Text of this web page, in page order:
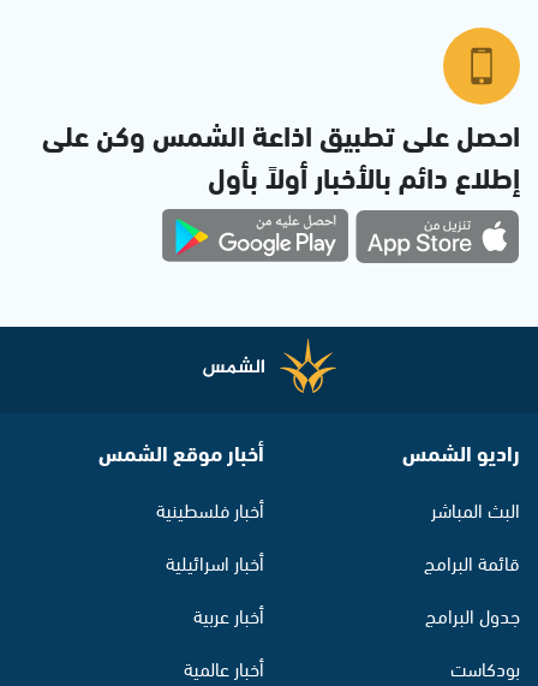
احصل على تطبيق اذاعة الشمس وكن على
إطلاع دائم بالأخبار أولاً بأول
راديو الشمس
البث المباشر
قائمة البرامج
جدول البرامج
بودكاست
أخبار موقع الشمس
أخبار فلسطينية
أخبار اسرائيلية
أخبار عربية
أخبار عالمية